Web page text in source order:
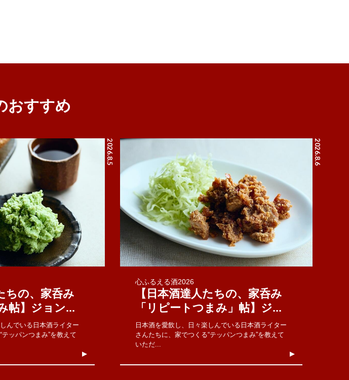
おすすめ
2026.8.5
ちの、家呑み
帖】ジョン...
んでいる日本酒ライター
ッパンつまみ”を教えて
2026.8.6
心ふるえる酒2026
【日本酒達人たちの、家呑み
「リピートつまみ」帖】ジ...
日本酒を愛飲し、日々楽しんでいる日本酒ライター
さんたちに、家でつくる“テッパンつまみ”を教えて
いただ...